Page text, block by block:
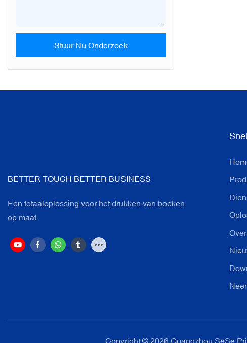
Stuur Nu Onderzoek
BETTER TOUCH BETTER BUSINESS
Een totaaloplossing voor het drukken van boeken
op maat.
Copyright © 2026 Guangzhou SeSe